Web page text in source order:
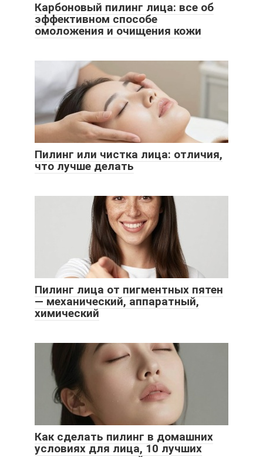
Карбоновый пилинг лица: все об
эффективном способе
омоложения и очищения кожи
Пилинг или чистка лица: отличия,
что лучше делать
Пилинг лица от пигментных пятен
— механический, аппаратный,
химический
Как сделать пилинг в домашних
условиях для лица, 10 лучших